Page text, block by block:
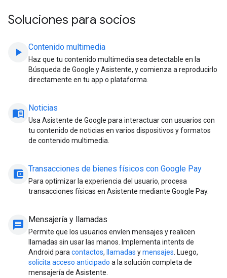
Soluciones para socios
play_arrow Contenido multimedia
Haz que tu contenido multimedia sea detectable en la
Búsqueda de Google y Asistente, y comienza a reproducirlo
directamente en tu app o plataforma.
menu_book Noticias
Usa Asistente de Google para interactuar con usuarios con
tu contenido de noticias en varios dispositivos y formatos
de contenido multimedia.
account_balance_wallet Transacciones de bienes físicos con Google Pay
Para optimizar la experiencia del usuario, procesa
transacciones físicas en Asistente mediante Google Pay.
message Mensajería y llamadas
Permite que los usuarios envíen mensajes y realicen
llamadas sin usar las manos. Implementa intents de
Android para contactos, llamadas ymensajes . Luego,
solicita acceso anticipado a la solución completa de
mensajería de Asistente.